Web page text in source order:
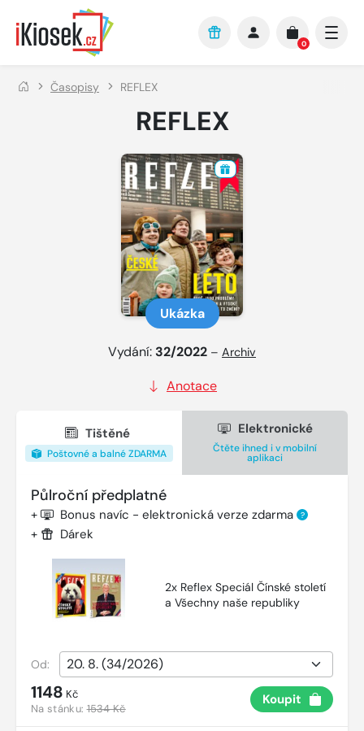
Přejít na hlavní obsah
0
Časopisy REFLEX
REFLEX
Ukázka
Vydání: 32/2022 – Archiv
Anotace
Tištěné
Poštovné a balné ZDARMA
Elektronické
Čtěte ihned i v mobilní
aplikaci
Půlroční předplatné
+ Bonus navíc - elektronická verze zdarma ?
+ Dárek
2x Reflex Speciál Čínské století
a Všechny naše republiky
Od:
1148 Kč
Na stánku:1534 Kč
Koupit